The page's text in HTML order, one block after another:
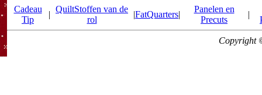
Cadeau
Tip
|
QuiltStoffen van de
rol
|FatQuarters|
Panelen en
Precuts
|
Copyright